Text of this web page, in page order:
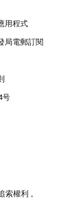
用程式
局電郵訂閱
号
權利 。